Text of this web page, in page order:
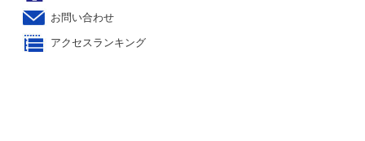
お問い合わせ
アクセスランキング